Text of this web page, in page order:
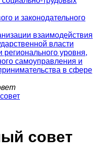
и законодательного
взаимодействия
власти
регионального уровня,
самоуправления и
в сфере
совет